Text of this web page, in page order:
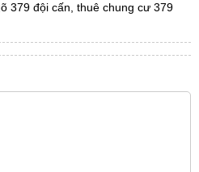
379 đội cấn, thuê chung cư 379